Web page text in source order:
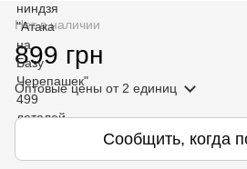
Нет в наличии
899 грн
Оптовые цены от 2 единиц
Сообщить, когда